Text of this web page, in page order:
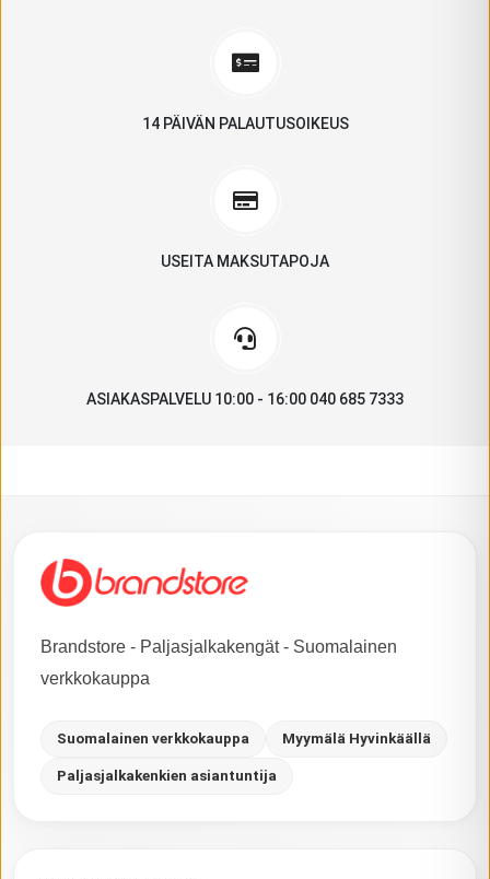
14 PÄIVÄN PALAUTUSOIKEUS
USEITA MAKSUTAPOJA
ASIAKASPALVELU 10:00 - 16:00 040 685 7333
Brandstore - Paljasjalkakengät - Suomalainen
verkkokauppa
Suomalainen verkkokauppa Myymälä Hyvinkäällä
Paljasjalkakenkien asiantuntija